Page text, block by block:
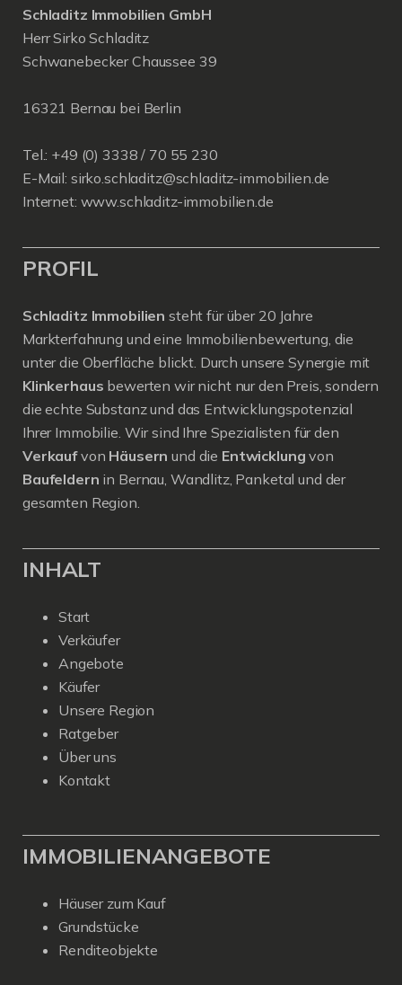
Schladitz Immobilien GmbH
Herr Sirko Schladitz
Schwanebecker Chaussee 39
16321 Bernau bei Berlin
Tel.: +49 (0) 3338 / 70 55 230
E-Mail: sirko.schladitz@schladitz-immobilien.de
Internet: www.schladitz-immobilien.de
PROFIL
Schladitz Immobilien steht für über 20 Jahre
Markterfahrung und eine Immobilienbewertung, die
unter die Oberfläche blickt. Durch unsere Synergie mit
Klinkerhaus bewerten wir nicht nur den Preis, sondern
die echte Substanz und das Entwicklungspotenzial
Ihrer Immobilie. Wir sind Ihre Spezialisten für den
Verkaufvon Häusern und die Entwicklung von
Baufeldern in Bernau, Wandlitz, Panketal und der
gesamten Region.
INHALT
Start
Verkäufer
Angebote
Käufer
Unsere Region
Ratgeber
Über uns
Kontakt
IMMOBILIENANGEBOTE
Häuser zum Kauf
Grundstücke
Renditeobjekte